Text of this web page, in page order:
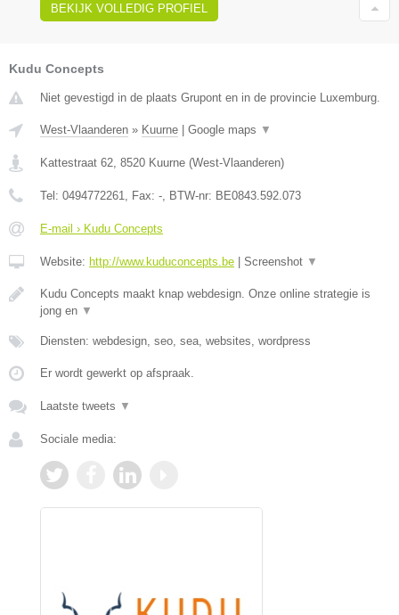
BEKIJK VOLLEDIG PROFIEL
Kudu Concepts
Niet gevestigd in de plaats Grupont en in de provincie Luxemburg.
West-Vlaanderen » Kuurne | Google maps ▼
Kattestraat 62 8520 Kuurne (West-Vlaanderen)
Tel: 0494772261 , Fax: - , BTW-nr: BE0843.592.073
E-mail › Kudu Concepts
Website: http://www.kuduconcepts.be | Screenshot ▼
Kudu Concepts maakt knap webdesign. Onze online strategie is
jong en ▼
Diensten: webdesign, seo, sea, websites, wordpress
Er wordt gewerkt op afspraak.
Laatste tweets ▼
Sociale media: